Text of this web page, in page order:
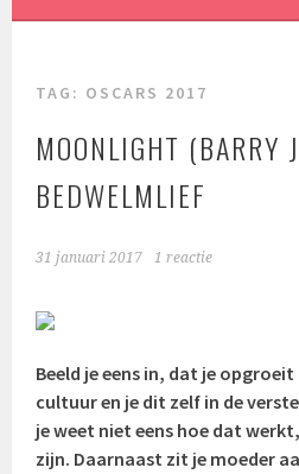
TAG: OSCARS 2017
MOONLIGHT (BARRY
BEDWELMLIEF
31 januari 2017 1 reactie
Beeld je eens in, dat je
cultuur en je dit zelf in de
je weet niet eens hoe dat
zijn. Daarnaast zit je moeder